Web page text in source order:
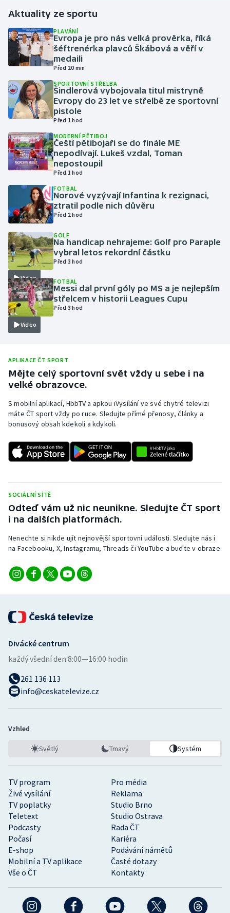
Gymnastika
Házená
Jezdectví
Judo
Krasobruslení
Lezení
Lyže a snowboard
Moderní pětiboj
Motorsport
Olympijské hry
Parasport
Plavání
Plážový volejbal
Rychlobruslení
Rychlostní kanoistika
Short track
Stolní tenis
Triatlon
Veslování
Vodní slalom
Ostatní
Aktuality ze sportu
PLAVÁNÍ
Evropa je pro nás velká prověrka, říká
šéftrenérka plavců Škábová a věří v
medaili
Před 20 min
SPORTOVNÍ STŘELBA
Šindlerová vybojovala titul mistryně
Evropy do 23 let ve střelbě ze sportovní
pistole
Před 1 hod
MODERNÍ PĚTIBOJ
Čeští pětibojaři se do finále ME
nepodívají. Lukeš vzdal, Toman
nepostoupil
Před 1 hod
FOTBAL
Norové vyzývají Infantina k rezignaci,
ztratil podle nich důvěru
Před 2 hod
Video
GOLF
Na handicap nehrajeme: Golf pro Paraple
vybral letos rekordní částku
Před 3 hod
Video
FOTBAL
Messi dal první góly po MS a je nejlepším
střelcem v historii Leagues Cupu
Před 3 hod
APLIKACE ČT SPORT
Mějte celý sportovní svět vždy u sebe i na
velké obrazovce.
S mobilní aplikací, HbbTV a apkou iVysílání ve své chytré televizi
máte ČT sport vždy po ruce. Sledujte přímé přenosy, články a
bonusový obsah kdekoli a kdykoli.
SOCIÁLNÍ SÍTĚ
Odteď vám už nic neunikne. Sledujte ČT sport
i na dalších platformách.
Nenechte si nikde ujít nejnovější sportovní události. Sledujte nás i
na Facebooku, X, Instagramu, Threads či YouTube a buďte v obraze.
TV program
Pro média
Živé vysílání
Reklama
TV poplatky
Studio Brno
Teletext
Studio Ostrava
Podcasty
Rada ČT
Počasí
Kariéra
E-shop
Podávání námětů
Mobilní a TV aplikace
Časté dotazy
Vše o ČT
Kontakty
Divácké centrum
každý všední den:8:00—16:00 hodin
261 136 113
info@ceskatelevize.cz
Vzhled
Světlý Tmavý Systém